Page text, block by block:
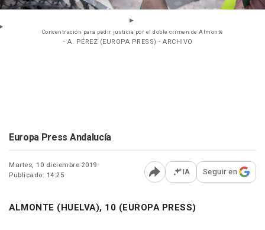
Concentración para pedir justicia por el doble crimen de Almonte
- A. PÉREZ (EUROPA PRESS) - ARCHIVO
Europa Press Andalucía
Martes, 10 diciembre 2019
Publicado: 14:25
Abrir opciones para
IA Seguir en
ALMONTE (HUELVA), 10 (EUROPA PRESS)